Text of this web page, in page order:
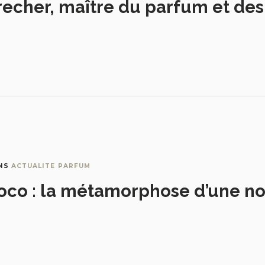
maître du parfum et
ACTUALITE PARFUM
: la métamorphose d’une